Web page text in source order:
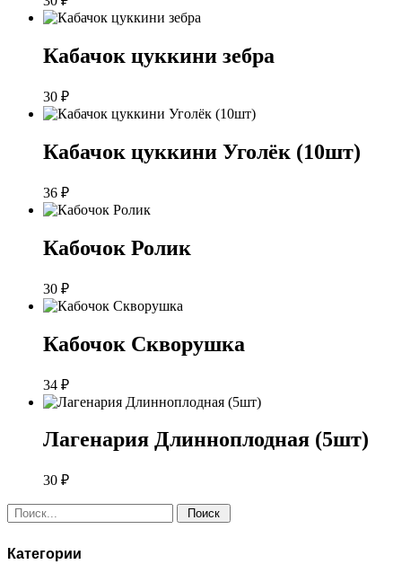
Кабачок цуккини зебра
30 ₽
Кабачок цуккини Уголёк (10шт)
36 ₽
Кабочок Ролик
30 ₽
Кабочок Скворушка
34 ₽
Лагенария Длинноплодная (5шт)
30 ₽
Поиск:
Категории